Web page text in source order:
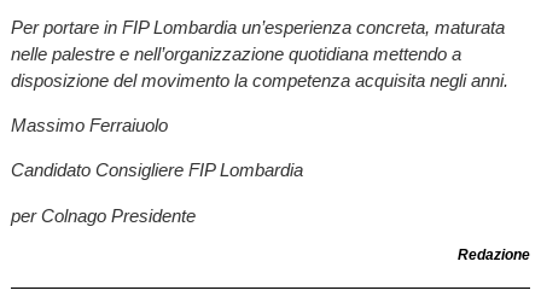
Per portare in FIP Lombardia un’esperienza concreta, maturata
nelle palestre e nell’organizzazione quotidiana mettendo a
disposizione del movimento la competenza acquisita negli anni.
Massimo Ferraiuolo
Candidato Consigliere FIP Lombardia
per Colnago Presidente
Redazione